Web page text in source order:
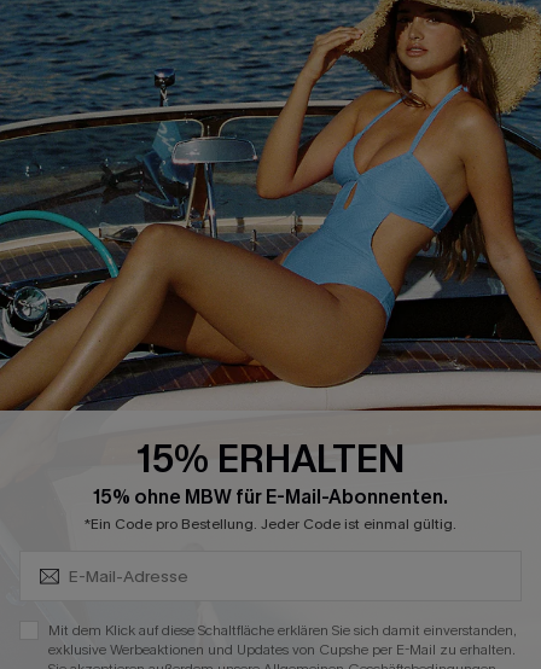
SERVICEZENTRUM
Größenguide
Geschenkkarte
Treueprogramm
Affiliate Programm
BELIEBTE SUCHEN
Bauchweg
High-Waist
Sommerkleider
Blau-Weiß
4.4
CUPSHE-APP HERUNTERLADEN
©2026 CUPSHE DEUTSCHLAND
15% ERHALTEN
15% ohne MBW für E-Mail-Abonnenten.
*Ein Code pro Bestellung. Jeder Code ist einmal gültig.
Mit dem Klick auf diese Schaltfläche erklären Sie sich damit einverstanden,
exklusive Werbeaktionen und Updates von Cupshe per E-Mail zu erhalten.Abonnieren & Code Sichern